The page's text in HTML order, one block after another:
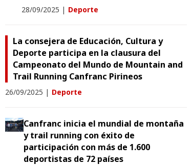
28/09/2025 | Deporte
La consejera de Educación, Cultura y
Deporte participa en la clausura del
Campeonato del Mundo de Mountain and
Trail Running Canfranc Pirineos
26/09/2025 | Deporte
Canfranc inicia el mundial de montaña
y trail running con éxito de
participación con más de 1.600
deportistas de 72 países